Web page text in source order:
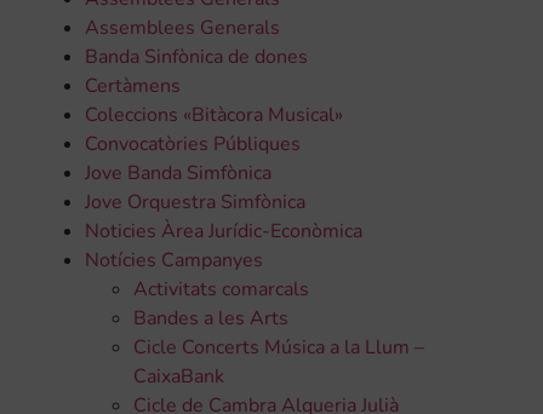
Assemblees Generals
Banda Sinfònica de dones
Certàmens
Coleccions «Bitàcora Musical»
Convocatòries Públiques
Jove Banda Simfònica
Jove Orquestra Simfònica
Noticies Àrea Jurídic-Econòmica
Notícies Campanyes
Activitats comarcals
Bandes a les Arts
Cicle Concerts Música a la Llum –
CaixaBank
Cicle de Cambra Alqueria Julià